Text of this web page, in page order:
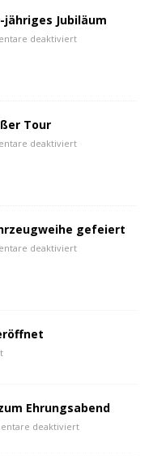
Jubiläum
deaktiviert
Tour
deaktiviert
gefeiert
deaktiviert
Ehrungsabend
deaktiviert